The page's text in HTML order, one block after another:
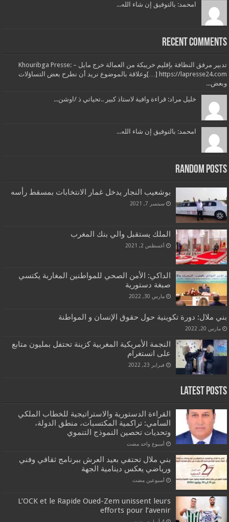
امحمد: بالتوفيق إن شاء الله...
Recent Comments
تدبير مرفق النظافة بإقليم خريبكة من العمالة خرج مايل – Khouribga Presse:
[…] https://lapresse24.comوعلاقة بالموضوع نريد أن نطرح بعض التساؤلات
وبعض...
خليل مراد: قراءة وافية لاستاذ كبير ..تحياتي ذ /اوشن...
امحمد: بالتوفيق إن شاء الله...
Random Posts
بوشعيب النجار يدخل غمار الانتخابات بمسقط رأسه
سبتمبر 7, 2021
الملك يستقبل والي بنك المغرب
أغسطس 2, 2021
الداكي: الأمن الصحي للمواطنين المغاربة يكتسي
صبغة دستورية
مارس 30, 2022
بني ملال: دورة تكوينية حول حقوق الإنسان و المواطنة
مارس 20, 2022
النجمة الأمريكية المغربية كزينة تحتفل بمليون متابع
على انستغرام
فبراير 23, 2022
Latest Posts
القراءة الدستورية والاستراتيجية للخطاب الملكي
السامي: تراكمية المكتسبات، منطق الدولة،
وتحديات تحصين النموذج التنموي
‏أسبوع واحد مضت
بني ملال تحتفي بعيد العرش ببرنامج ثقافي وفني
ورياضي يعكس دينامية الجهة
‏أسبوعين مضت
L’OCK et le Rapide Oued-Zem unissent leurs
efforts pour l’avenir